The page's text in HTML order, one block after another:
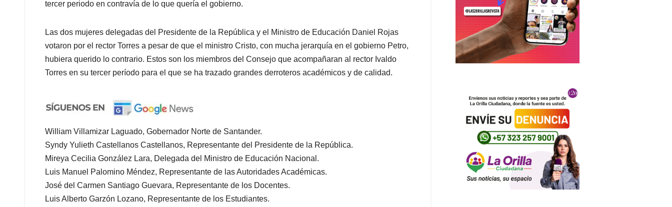
tercer periodo en contravía de lo que quería el gobierno.
Las dos mujeres delegadas del Presidente de la República y el Ministro de Educación Daniel Rojas
votaron por el rector Torres a pesar de que el ministro Cristo, con mucha jerarquía en el gobierno Petro,
hubiera querido lo contrario. Estos son los miembros del Consejo que acompañaran al rector Ivaldo
Torres en su tercer período para el que se ha trazado grandes derroteros académicos y de calidad.
William Villamizar Laguado, Gobernador Norte de Santander.
Syndy Yulieth Castellanos Castellanos, Representante del Presidente de la República.
Mireya Cecilia González Lara, Delegada del Ministro de Educación Nacional.
Luis Manuel Palomino Méndez, Representante de las Autoridades Académicas.
José del Carmen Santiago Guevara, Representante de los Docentes.
Luis Alberto Garzón Lozano, Representante de los Estudiantes.